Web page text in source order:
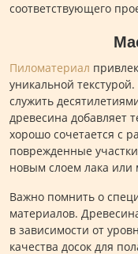
соответствующего
Пиломатериал
уникальной
служить
древесина добавляет
хорошо сочетается с
поврежденные
новым слоем лака или
Важно помнить о
материалов.
в зависимости от
качества досок для